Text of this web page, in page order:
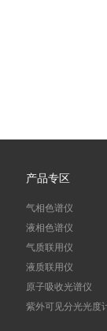
产品专区
气相色谱仪
液相色谱仪
气质联用仪
液质联用仪
原子吸收光谱仪
紫外可见分光光度